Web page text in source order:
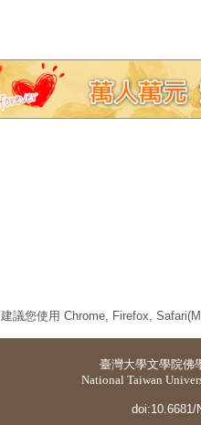
建議您使用 Chrome, Firefox,
臺灣大學文學院佛
National Taiwan
doi:10.6681/